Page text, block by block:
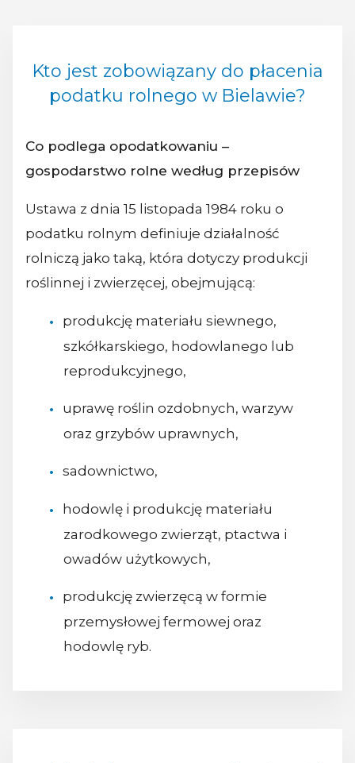
Kto jest zobowiązany do płacenia
podatku rolnego w Bielawie?
Co podlega opodatkowaniu –
gospodarstwo rolne według przepisów
Ustawa z dnia 15 listopada 1984 roku o
podatku rolnym definiuje działalność
rolniczą jako taką, która dotyczy produkcji
roślinnej i zwierzęcej, obejmującą:
produkcję materiału siewnego,
szkółkarskiego, hodowlanego lub
reprodukcyjnego,
uprawę roślin ozdobnych, warzyw
oraz grzybów uprawnych,
sadownictwo,
hodowlę i produkcję materiału
zarodkowego zwierząt, ptactwa i
owadów użytkowych,
produkcję zwierzęcą w formie
przemysłowej fermowej oraz
hodowlę ryb.